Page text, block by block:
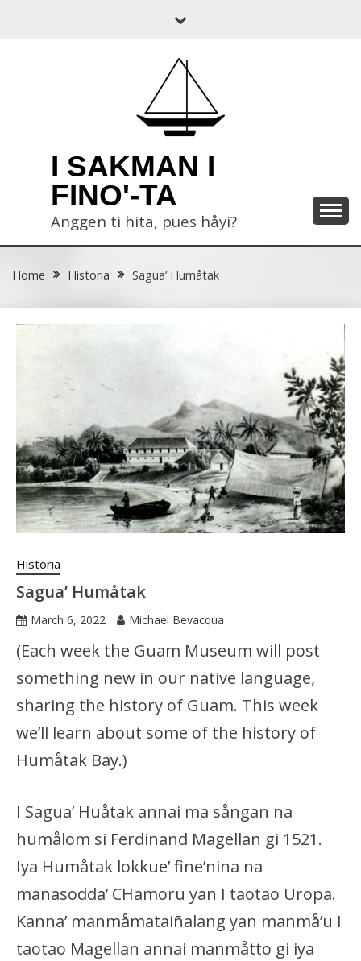
I SAKMAN I
FINO'-TA
Anggen ti hita, pues håyi?
Home Historia Sagua’ Humåtak
Historia
Sagua’ Humåtak
March 6, 2022 Michael Bevacqua
(Each week the Guam Museum will post
something new in our native language,
sharing the history of Guam. This week
we’ll learn about some of the history of
Humåtak Bay.)
I Sagua’ Huåtak annai ma sångan na
humålom si Ferdinand Magellan gi 1521.
Iya Humåtak lokkue’ fine’nina na
manasodda’ CHamoru yan I taotao Uropa.
Kanna’ manmåmataiñalang yan manmå’u I
taotao Magellan annai manmåtto gi iya